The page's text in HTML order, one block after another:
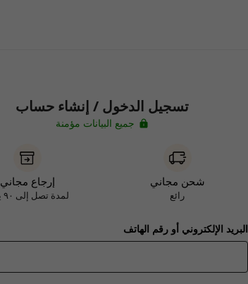
تسجيل الدخول / إنشاء حساب
جميع البيانات مؤمنة
شحن مجاني
رائع
إرجاع مجاني
لمدة تصل إلى ٩٠ يومًا
البريد الإلكتروني أو رقم الهاتف